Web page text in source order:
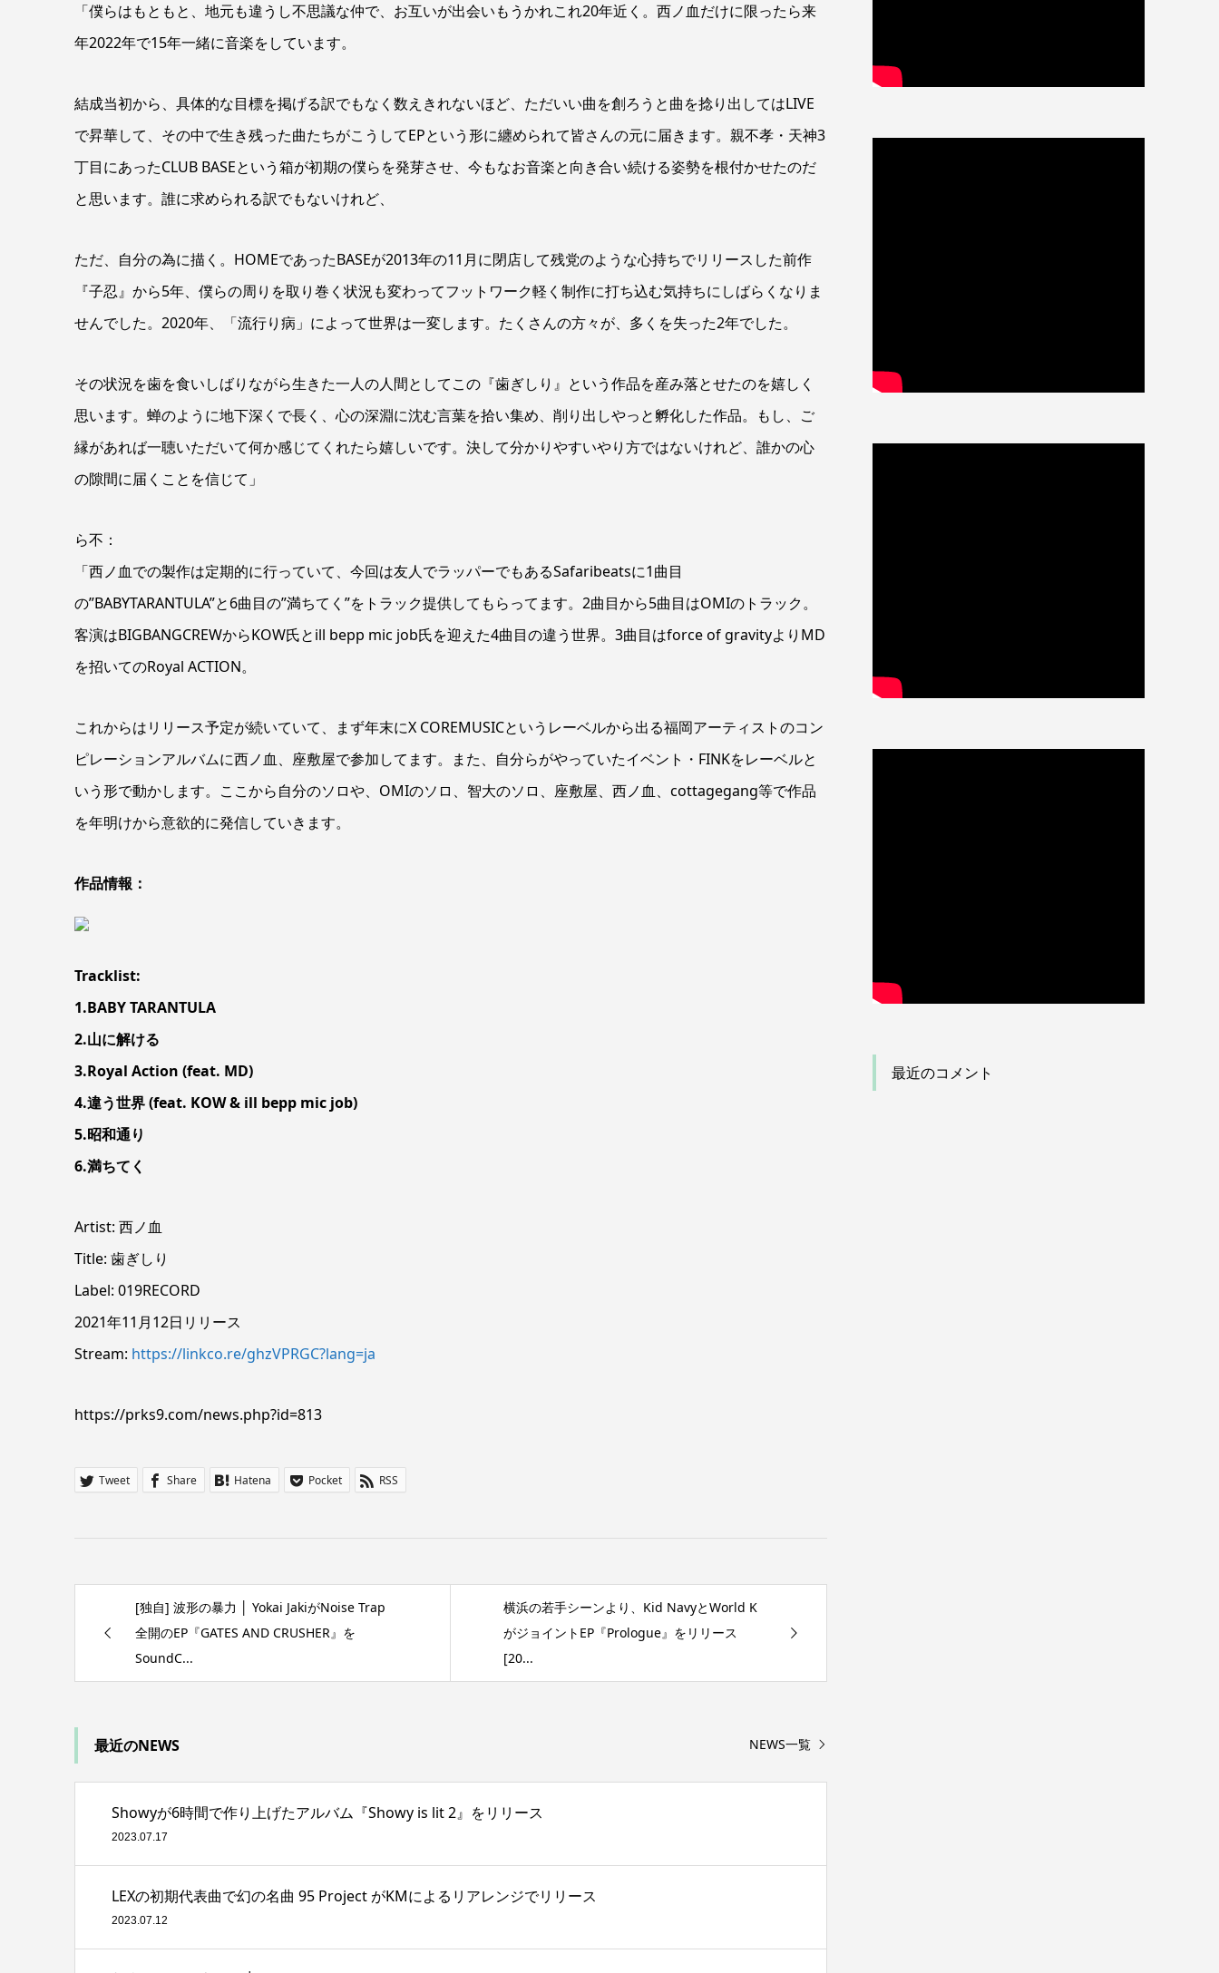
「僕らはもともと、地元も違うし不思議な仲で、お互いが出会いもうかれこれ20年近く。西ノ血だけに限ったら来
年2022年で15年一緒に音楽をしています。
結成当初から、具体的な目標を掲げる訳でもなく数えきれないほど、ただいい曲を創ろうと曲を捻り出してはLIVE
で昇華して、その中で生き残った曲たちがこうしてEPという形に纏められて皆さんの元に届きます。親不孝・天神3
丁目にあったCLUB BASEという箱が初期の僕らを発芽させ、今もなお音楽と向き合い続ける姿勢を根付かせたのだ
と思います。誰に求められる訳でもないけれど、
ただ、自分の為に描く。HOMEであったBASEが2013年の11月に閉店して残党のような心持ちでリリースした前作
『子忍』から5年、僕らの周りを取り巻く状況も変わってフットワーク軽く制作に打ち込む気持ちにしばらくなりま
せんでした。2020年、「流行り病」によって世界は一変します。たくさんの方々が、多くを失った2年でした。
その状況を歯を食いしばりながら生きた一人の人間としてこの『歯ぎしり』という作品を産み落とせたのを嬉しく
思います。蝉のように地下深くで長く、心の深淵に沈む言葉を拾い集め、削り出しやっと孵化した作品。もし、ご
縁があれば一聴いただいて何か感じてくれたら嬉しいです。決して分かりやすいやり方ではないけれど、誰かの心
の隙間に届くことを信じて」
ら不：
「西ノ血での製作は定期的に行っていて、今回は友人でラッパーでもあるSafaribeatsに1曲目
の”BABYTARANTULA”と6曲目の”満ちてく”をトラック提供してもらってます。2曲目から5曲目はOMIのトラック。
客演はBIGBANGCREWからKOW氏とill bepp mic job氏を迎えた4曲目の違う世界。3曲目はforce of gravityよりMD
を招いてのRoyal ACTION。
これからはリリース予定が続いていて、まず年末にX COREMUSICというレーベルから出る福岡アーティストのコン
ピレーションアルバムに西ノ血、座敷屋で参加してます。また、自分らがやっていたイベント・FINKをレーベルと
いう形で動かします。ここから自分のソロや、OMIのソロ、智大のソロ、座敷屋、西ノ血、cottagegang等で作品
を年明けから意欲的に発信していきます。
作品情報：
Tracklist:
1.BABY TARANTULA
2.山に解ける
3.Royal Action (feat. MD)
4.違う世界 (feat. KOW & ill bepp mic job)
5.昭和通り
6.満ちてく
Artist: 西ノ血
Title: 歯ぎしり
Label: 019RECORD
2021年11月12日リリース
Stream: https://linkco.re/ghzVPRGC?lang=ja
https://prks9.com/news.php?id=813
Tweet Share Hatena Pocket RSS
[独自] 波形の暴力 │ Yokai JakiがNoise Trap
全開のEP『GATES AND CRUSHER』を
SoundC...
横浜の若手シーンより、Kid NavyとWorld K
がジョイントEP『Prologue』をリリース
[20...
最近のNEWS NEWS一覧
Showyが6時間で作り上げたアルバム『Showy is lit 2』をリリース
2023.07.17
LEXの初期代表曲で幻の名曲 95 Project がKMによるリアレンジでリリース
2023.07.12
最近のコメント